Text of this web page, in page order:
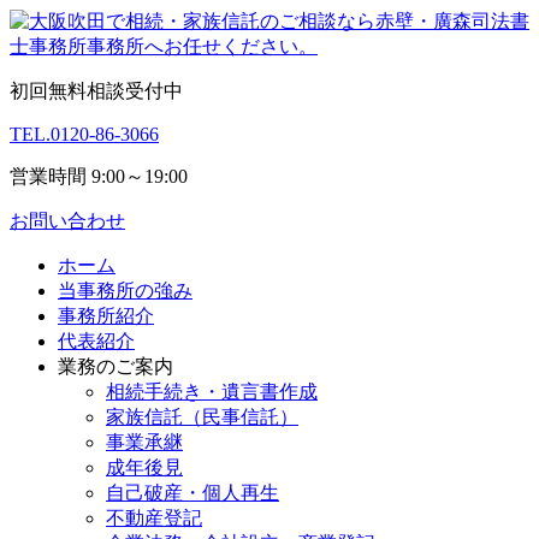
初回無料相談受付中
TEL.0120-86-3066
営業時間 9:00～19:00
お問い合わせ
ホーム
当事務所の強み
事務所紹介
代表紹介
業務のご案内
相続手続き・遺言書作成
家族信託（民事信託）
事業承継
成年後見
自己破産・個人再生
不動産登記